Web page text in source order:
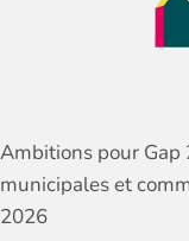
Ambitions pour Gap
municipales et
2026